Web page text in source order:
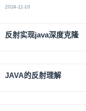
2024-11-10
反射实现java深度克隆
JAVA的反射理解